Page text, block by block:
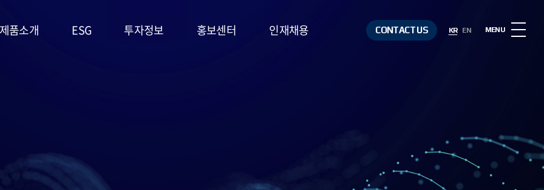
품소개
(EDLC)
ESG
사회(S)
투자정보 홍보센터 인재채용 CONTACT US KR EN MENU